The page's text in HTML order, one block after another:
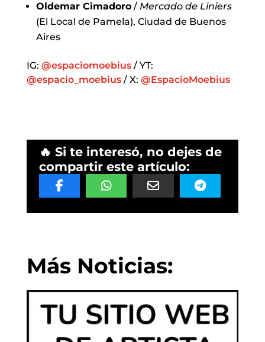
Oldemar Cimadoro/ Mercado de Liniers
(El Local de Pamela), Ciudad de Buenos
Aires
IG: @espaciomoebius/ YT:
@espacio_moebius/ X: @EspacioMoebius
🔥 Si te interesó, no dejes de
compartir este artículo:
Más Noticias: